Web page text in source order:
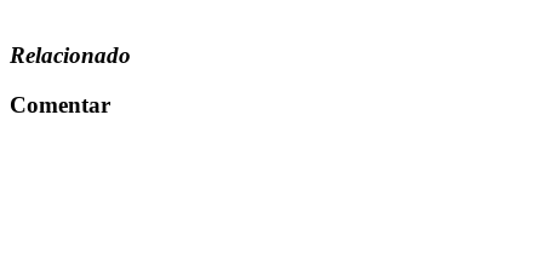
Relacionado
Comentar